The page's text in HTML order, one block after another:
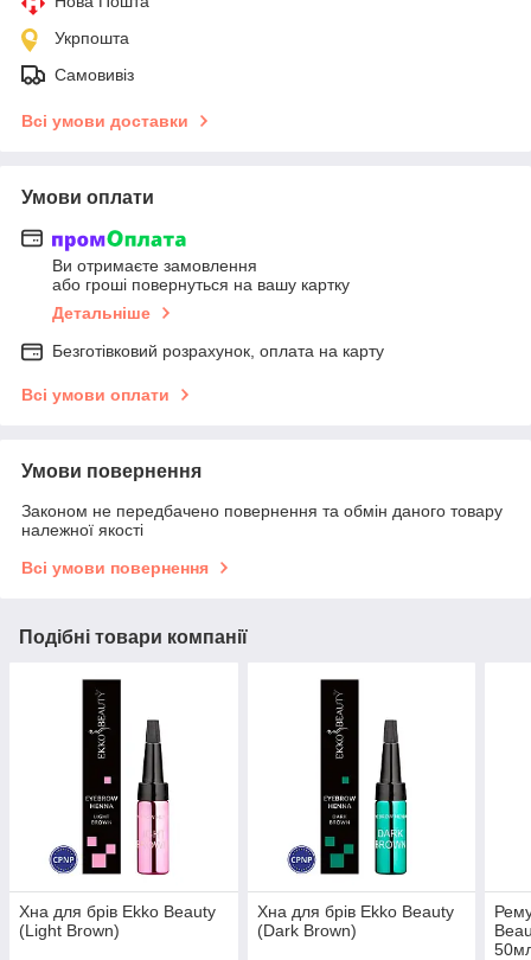
Укрпошта
Самовивіз
Всі умови доставки
Умови оплати
Ви отримаєте замовлення
або гроші повернуться на вашу картку
Детальніше
Безготівковий розрахунок, оплата на карту
Всі умови оплати
Умови повернення
Законом не передбачено повернення та обмін даного товару
належної якості
Всі умови повернення
Подібні товари компанії
Хна для брів Ekko Beauty
(Light Brown)
Хна для брів Ekko Beauty
(Dark Brown)